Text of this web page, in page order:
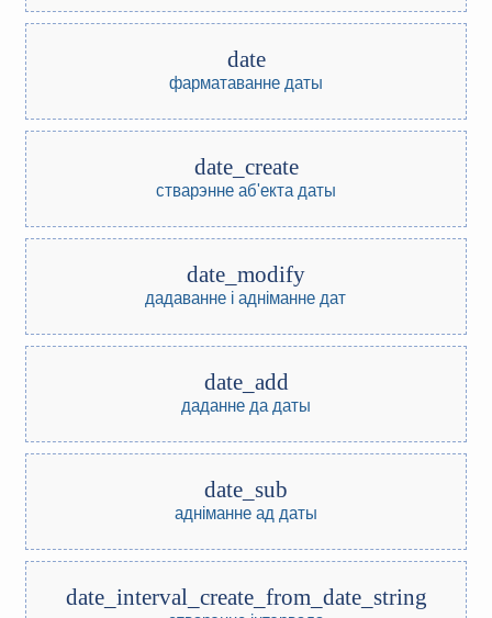
date
фарматаванне даты
date_create
стварэнне аб'екта даты
date_modify
дадаванне і адніманне дат
date_add
даданне да даты
date_sub
адніманне ад даты
date_interval_create_from_date_string